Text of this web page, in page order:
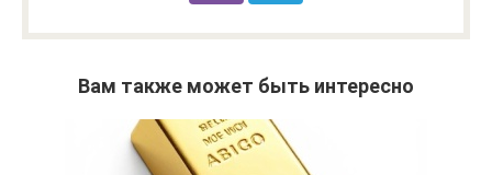
Вам также может быть интересно